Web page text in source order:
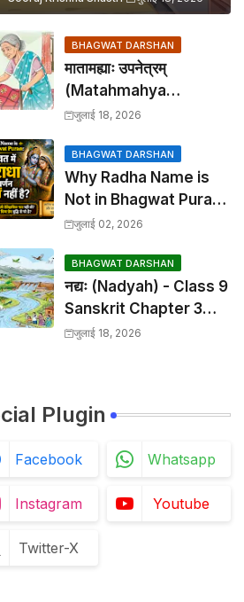
BHAGWAT DARSHAN
मातामह्याः उपनेत्रम्
(Matahmahya
Upanetram) - Class 9
Translation &
Solutions
जुलाई 18, 2026
BHAGWAT DARSHAN
Why Radha Name is
Not in Bhagwat Puran:
भागवत में श्री राधा का वर्णन क्यों
जुलाई 02, 2026
BHAGWAT DARSHAN
नद्यः (Nadyah) - Class 9
Sanskrit Chapter 3
Translation &
जुलाई 18, 2026
Plugin
Facebook Whatsapp
Instagram Youtube
Twitter-X